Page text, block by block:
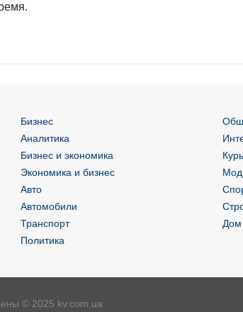
Бизнес
Аналитика
Бизнес и экономика
Экономика и бизнес
Авто
Автомобили
Транспорт
Политика
Дом
© 2025 kv.com.ua